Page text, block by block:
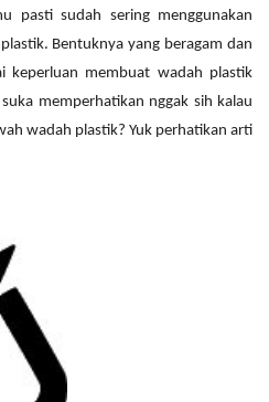
pasti sudah sering menggunakan
Bentuknya yang beragam dan
keperluan membuat wadah plastik
memperhatikan nggak sih kalau
wadah plastik? Yuk perhatikan arti